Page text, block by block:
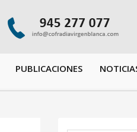
PUBLICACIONES